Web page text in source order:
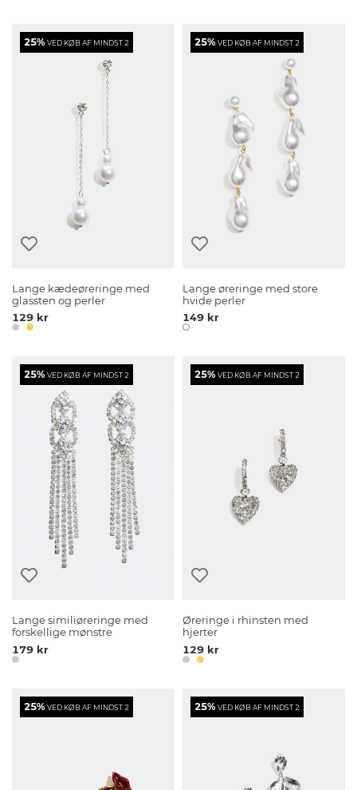
25%VED KØB AF MINDST 2
Lange kædeøreringe med
glassten og perler
129 kr
25%VED KØB AF MINDST 2
Lange øreringe med store
hvide perler
149 kr
25%VED KØB AF MINDST 2
Lange similiøreringe med
forskellige mønstre
179 kr
25%VED KØB AF MINDST 2
Øreringe i rhinsten med
hjerter
129 kr
25%VED KØB AF MINDST 2 25%VED KØB AF MINDST 2